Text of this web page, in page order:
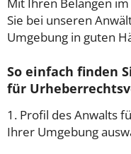
Mit Ihren Belangen im
Sie bei unseren
Umgebung in guten
So einfach finden
für
1. Profil des Anwalts
Ihrer Umgebung